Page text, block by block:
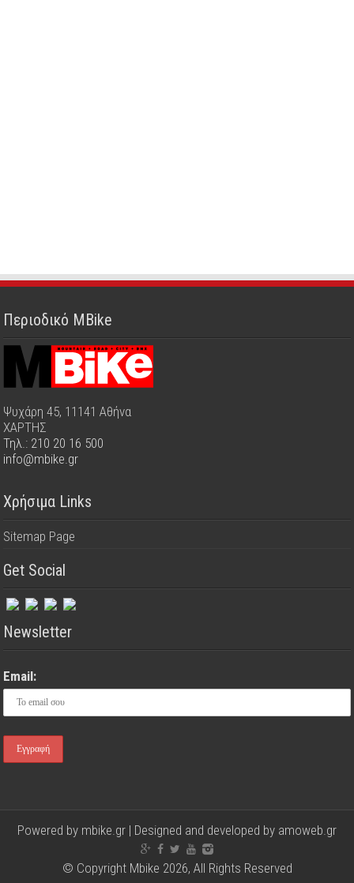
Περιοδικό MBike
Ψυχάρη 45, 11141 Αθήνα
ΧΑΡΤΗΣ
Τηλ.: 210 20 16 500
info@mbike.gr
Χρήσιμα Links
Sitemap Page
Get Social
Newsletter
Email:
Powered by mbike.gr | Designed and developed by amoweb.gr
© Copyright Mbike 2026, All Rights Reserved